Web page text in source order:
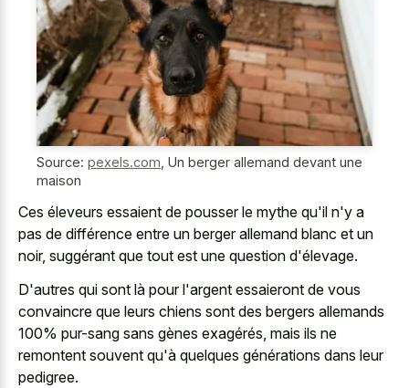
Source: pexels.com Un berger allemand devant une
maison
Ces éleveurs essaient de pousser le mythe qu'il n'y a
pas de différence entre un berger allemand blanc et un
noir, suggérant que tout est une question d'élevage.
D'autres qui sont là pour l'argent essaieront de vous
convaincre que leurs chiens sont des bergers allemands
100% pur-sang sans gènes exagérés, mais ils ne
remontent souvent qu'à quelques générations dans leur
pedigree.